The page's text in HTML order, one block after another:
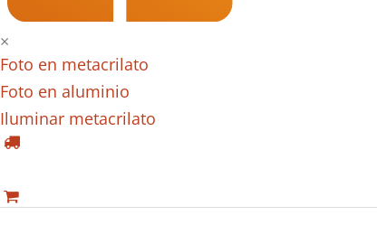
×
Foto en metacrilato
Foto en aluminio
Iluminar metacrilato